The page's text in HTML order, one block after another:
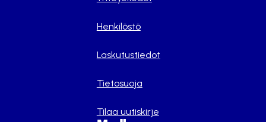
Henkilöstö
Laskutustiedot
Tietosuoja
Tilaa uutiskirje